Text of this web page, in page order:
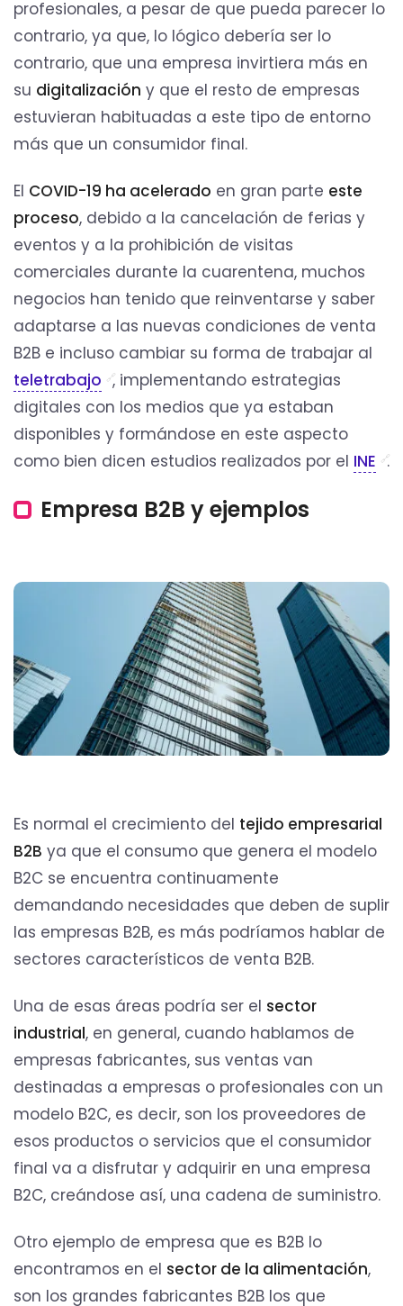
profesionales, a pesar de que pueda parecer lo
contrario, ya que, lo lógico debería ser lo
contrario, que una empresa invirtiera más en
su digitalización y que el resto de empresas
estuvieran habituadas a este tipo de entorno
más que un consumidor final.
El COVID-19 ha acelerado en gran parte este
proceso, debido a la cancelación de ferias y
eventos y a la prohibición de visitas
comerciales durante la cuarentena, muchos
negocios han tenido que reinventarse y saber
adaptarse a las nuevas condiciones de venta
B2B e incluso cambiar su forma de trabajar al
teletrabajo , implementando estrategias
digitales con los medios que ya estaban
disponibles y formándose en este aspecto
como bien dicen estudios realizados por el INE .
Empresa B2B y ejemplos
Es normal el crecimiento del tejido empresarial
B2B ya que el consumo que genera el modelo
B2C se encuentra continuamente
demandando necesidades que deben de suplir
las empresas B2B, es más podríamos hablar de
sectores característicos de venta B2B.
Una de esas áreas podría ser el sector
industrial, en general, cuando hablamos de
empresas fabricantes, sus ventas van
destinadas a empresas o profesionales con un
modelo B2C, es decir, son los proveedores de
esos productos o servicios que el consumidor
final va a disfrutar y adquirir en una empresa
B2C, creándose así, una cadena de suministro.
Otro ejemplo de empresa que es B2B lo
encontramos en el sector de la alimentación,
son los grandes fabricantes B2B los que